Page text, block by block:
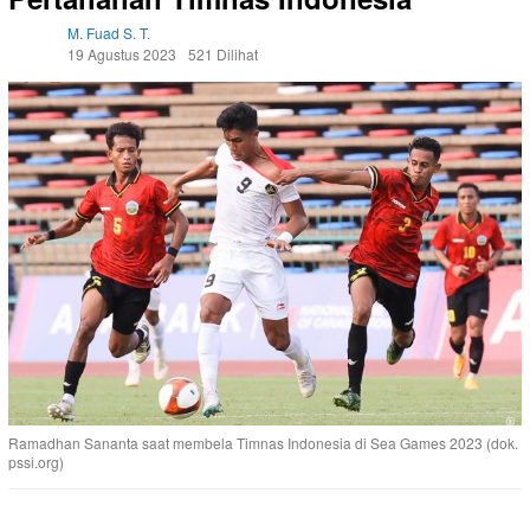
M. Fuad S. T.
19 Agustus 2023
521 Dilihat
Ramadhan Sananta saat membela Timnas Indonesia di Sea Games 2023 (dok.
pssi.org)